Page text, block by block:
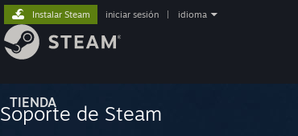
TIENDA
Instalar Steam iniciar sesión idioma
Soporte de Steam